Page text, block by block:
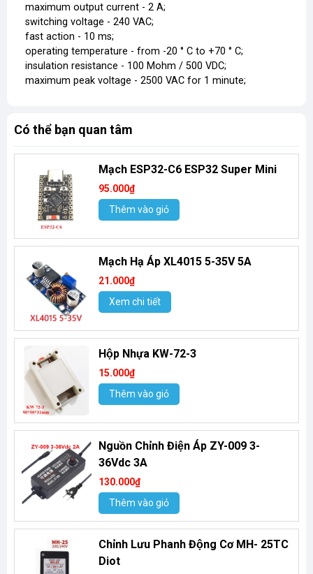
maximum output current - 2 A;
switching voltage - 240 VAC;
fast action - 10 ms;
operating temperature - from -20 ° C to +70 ° C;
insulation resistance - 100 Mohm / 500 VDC;
maximum peak voltage - 2500 VAC for 1 minute;
Có thể bạn quan tâm
Mạch ESP32-C6 ESP32 Super Mini
95.000₫
Thêm vào giỏ
Mạch Hạ Áp XL4015 5-35V 5A
21.000₫
Xem chi tiết
Hộp Nhựa KW-72-3
15.000₫
Thêm vào giỏ
Nguồn Chỉnh Điện Áp ZY-009 3-
36Vdc 3A
130.000₫
Thêm vào giỏ
Chỉnh Lưu Phanh Động Cơ MH- 25TC
Diot